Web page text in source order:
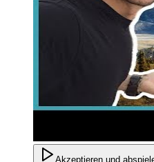
Akzeptieren und